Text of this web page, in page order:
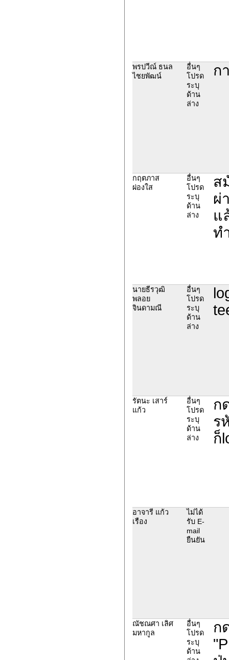
พรปวีณ์ ธนล
ไชยพัฒน์
อื่นๆ
โปรด
ระบุ
ด้าน
ล่าง
ก
กฤตภาส
ผ่องใส
อื่นๆ
โปรด
ระบุ
ด้าน
ล่าง
ส
ผ่
แ
ท
นายธีรวุฒิ
พลอย
จินดามณี
อื่นๆ
โปรด
ระบุ
ด้าน
ล่าง
รัตนะ เสาร์
แก้ว
อื่นๆ
โปรด
ระบุ
ด้าน
ล่าง
ก
ร
ก็
อาจารี แก้ว
เรือง
ไม่ได้
รับ E-
mail
ยืนยัน
ณัชณศา เลิศ
มหากูล
อื่นๆ
โปรด
ระบุ
ด้าน
ก